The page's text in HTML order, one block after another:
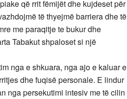
që rrit fëmijët dhe kujdeset për
të thyejmë barriera dhe të
me paraqitje te bukur dhe
Tabakut shpaloset si një
nga e shkuara, nga ajo e kaluar e
dhe fuqisë personale. E lindur
nga persekutimi intesiv me të cilin